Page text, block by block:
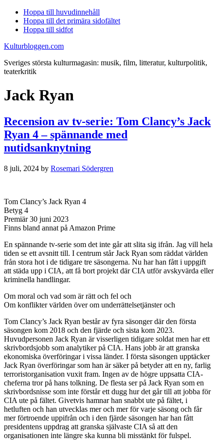
Hoppa till huvudinnehåll
Hoppa till det primära sidofältet
Hoppa till sidfot
Kulturbloggen.com
Sveriges största kulturmagasin: musik, film, litteratur, kulturpolitik,
teaterkritik
Jack Ryan
Recension av tv-serie: Tom Clancy’s Jack
Ryan 4 – spännande med
nutidsanknytning
8 juli, 2024 by Rosemari Södergren
Tom Clancy’s Jack Ryan 4
Betyg 4
Premiär 30 juni 2023
Finns bland annat på Amazon Prime
En spännande tv-serie som det inte går att slita sig ifrån. Jag vill hela
tiden se ett avsnitt till. I centrum står Jack Ryan som räddat världen
från stora hot i de tidigare tre säsongerna. Nu har han fått i uppgift
att städa upp i CIA, att få bort projekt där CIA utför avskyvärda eller
kriminella handlingar.
Om moral och vad som är rätt och fel och
Om konflikter världen över om underrättelsetjänster och
Tom Clancy’s Jack Ryan består av fyra säsonger där den första
säsongen kom 2018 och den fjärde och sista kom 2023.
Huvudpersonen Jack Ryan är visserligen tidigare soldat men har ett
skrivbordsjobb som analytiker på CIA. Hans jobb är att granska
ekonomiska överföringar i vissa länder. I första säsongen upptäcker
Jack Ryan överföringar som han är säker på betyder att en ny, farlig
terroristorganisation vuxit fram. Ingen av de högre uppsatta CIA-
cheferna tror på hans tolkning. De flesta ser på Jack Ryan som en
skrivbordsnisse som inte förstår ett dugg hur det går till att jobba för
CIA ute på fältet. Givetvis hamnar han snabbt ute på fältet, i
hetluften och han utvecklas mer och mer för varje säsong och får
mer förtroende uppifrån och i den fjärde säsongen har han fått
presidentens uppdrag att granska självaste CIA så att den
organisationen inte längre ska kunna bli misstänkt för fulspel.